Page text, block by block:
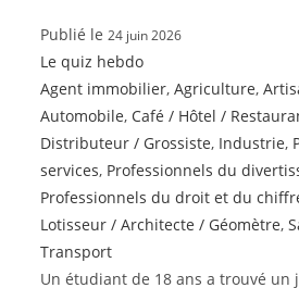
Publié le24 juin 2026
Le quiz hebdo
Agent immobilier,Agriculture,
Automobile, Café / Hôtel /
Distributeur / Grossiste, Industrie,
services, Professionnels du
Professionnels du droit et du
Lotisseur / Architecte / Géomètre,
Transport
Un étudiant de 18 ans a trouvé un